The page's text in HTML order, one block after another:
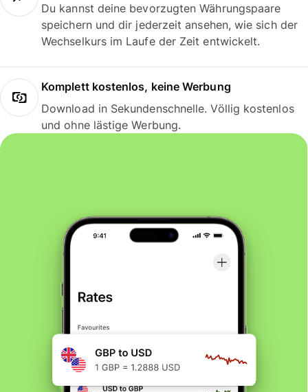
Du kannst deine bevorzugten Währungspaare
speichern und dir jederzeit ansehen, wie sich der
Wechselkurs im Laufe der Zeit entwickelt.
Komplett kostenlos, keine Werbung
Download in Sekundenschnelle. Völlig kostenlos
und ohne lästige Werbung.